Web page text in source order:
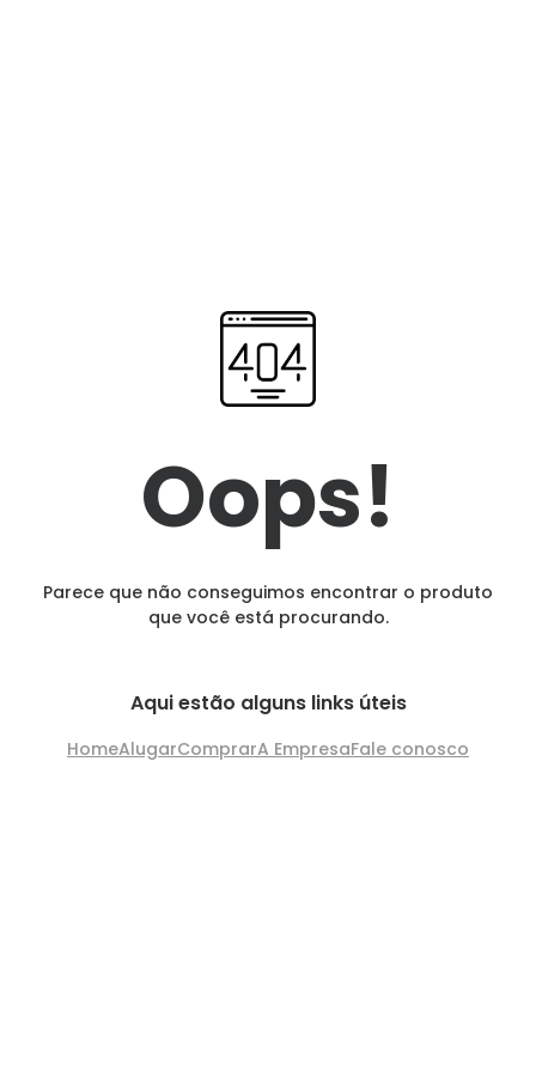
Oops!
Parece que não conseguimos encontrar o produto
que você está procurando.
Aqui estão alguns links úteis
HomeAlugarComprarA EmpresaFale conosco